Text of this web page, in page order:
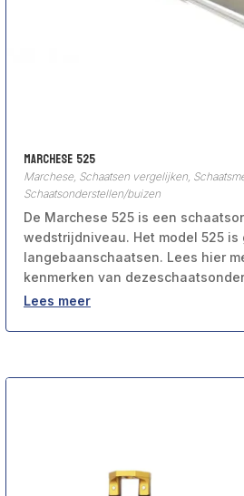
Marchese 525
Marchese, Schaatsen vergelijken
Schaatsonderstellen/buizen
De Marchese 525 is een
wedstrijdniveau. Het model 525 is
langebaanschaatsen. Lees hier
kenmerken van
Lees meer